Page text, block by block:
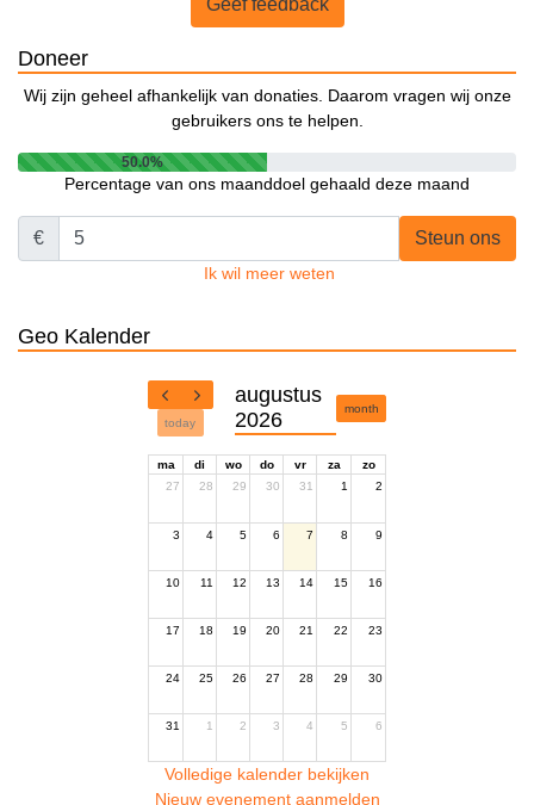
Geef feedback
Doneer
Wij zijn geheel afhankelijk van donaties. Daarom vragen wij onze
gebruikers ons te helpen.
50.0%
Percentage van ons maanddoel gehaald deze maand
€ Steun ons
Ik wil meer weten
Geo Kalender
today
augustus
2026
month
ma di wo do vr za
zo
27
28 29 30 31 1 2
3 4 5 6 7 8 9
10 11 12 13 14 15 16
17 18 19 20 21 22 23
24 25 26 27 28 29 30
31 1 2 3 4 5 6
Volledige kalender bekijken
Nieuw evenement aanmelden